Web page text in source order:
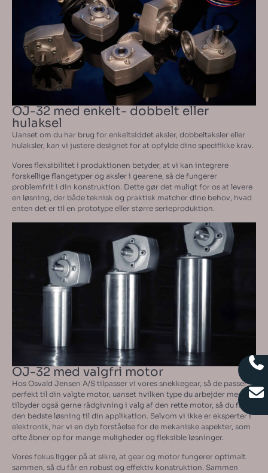
OJ-32 med enkelt- dobbelt eller
hulaksel
Uanset om du har brug for enkeltsiddet aksler, dobbeltaksler eller
hulaksler, kan vi justere designet for at opfylde dine specifikke krav.
Vores fleksibilitet i produktionen betyder, at vi kan integrere
forskellige flangetyper og aksler i gearene, så de fungerer
problemfrit i din konstruktion. Dette gør det muligt for os at levere
en løsning, der både teknisk og praktisk matcher dine behov, hvad
enten det er til en prototype eller større serieproduktion.
OJ-32 med valgfri motor
Hos Osvald Jensen A/S tilpasser vi vores snekkegear, så de passer
perfekt til din valgte motor, uanset hvilken type du arbejder med. Vi
tilbyder også gerne rådgivning i valg af den rette motor, så du får
den bedste løsning til din applikation. Selvom vi ikke er eksperter i
elektronik, har vi en dyb forståelse for de mekaniske aspekter, som
ofte åbner op for mange muligheder og fleksible løsninger.
Vores fokus ligger på at sikre, at gear og motor fungerer optimalt
sammen, så du får en robust og effektiv konstruktion. Sammen